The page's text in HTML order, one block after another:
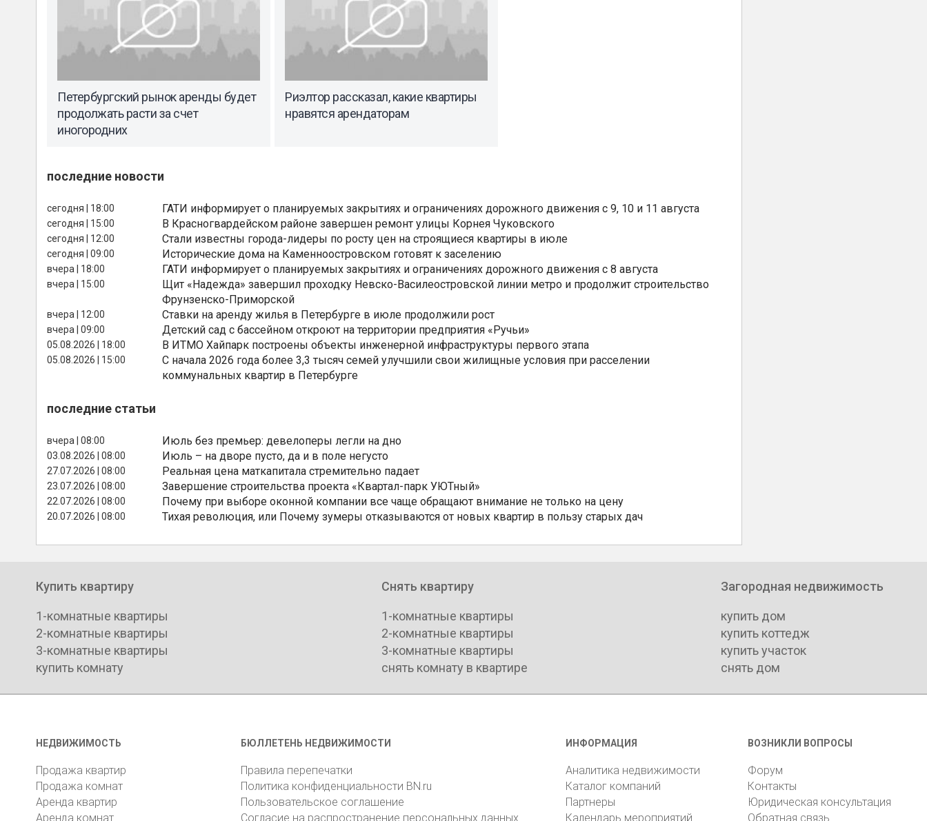
Петербургский рынок аренды будет
продолжать расти за счет
иногородних
Риэлтор рассказал, какие квартиры
нравятся арендаторам
последние новости
сегодня | 18:00 ГАТИ информирует о планируемых закрытиях и ограничениях дорожного движения с 9, 10 и 11 августа
сегодня | 15:00 В Красногвардейском районе завершен ремонт улицы Корнея Чуковского
сегодня | 12:00 Стали известны города-лидеры по росту цен на строящиеся квартиры в июле
сегодня | 09:00 Исторические дома на Каменноостровском готовят к заселению
вчера | 18:00 ГАТИ информирует о планируемых закрытиях и ограничениях дорожного движения с 8 августа
вчера | 15:00
Щит «Надежда» завершил проходку Невско-Василеостровской линии метро и продолжит строительство
Фрунзенско-Приморской
вчера | 12:00 Ставки на аренду жилья в Петербурге в июле продолжили рост
вчера | 09:00 Детский сад с бассейном откроют на территории предприятия «Ручьи»
05.08.2026 | 18:00 В ИТМО Хайпарк построены объекты инженерной инфраструктуры первого этапа
05.08.2026 | 15:00
С начала 2026 года более 3,3 тысяч семей улучшили свои жилищные условия при расселении
коммунальных квартир в Петербурге
последние статьи
вчера | 08:00 Июль без премьер: девелоперы легли на дно
03.08.2026 | 08:00 Июль – на дворе пусто, да и в поле негусто
27.07.2026 | 08:00 Реальная цена маткапитала стремительно падает
23.07.2026 | 08:00 Завершение строительства проекта «Квартал-парк УЮТный»
22.07.2026 | 08:00 Почему при выборе оконной компании все чаще обращают внимание не только на цену
20.07.2026 | 08:00 Тихая революция, или Почему зумеры отказываются от новых квартир в пользу старых дач
Купить квартиру
1-комнатные квартиры
2-комнатные квартиры
3-комнатные квартиры
купить комнату
Снять квартиру
1-комнатные квартиры
2-комнатные квартиры
3-комнатные квартиры
снять комнату в квартире
Загородная недвижимость
купить дом
купить коттедж
купить участок
снять дом
НЕДВИЖИМОСТЬ
Продажа квартир
Продажа комнат
Аренда квартир
Аренда комнат
БЮЛЛЕТЕНЬ НЕДВИЖИМОСТИ
Правила перепечатки
Политика конфиденциальности BN.ru
Пользовательское соглашение
Согласие на распространение персональных данных
ИНФОРМАЦИЯ
Аналитика недвижимости
Каталог компаний
Партнеры
Календарь мероприятий
ВОЗНИКЛИ ВОПРОСЫ
Форум
Контакты
Юридическая консультация
Обратная связь